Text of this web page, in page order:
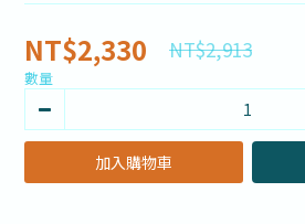
NT$2,330 NT$2,913
數量
加入購物車